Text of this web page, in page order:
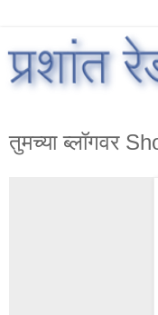
तुमच्या ब्लॉगवर